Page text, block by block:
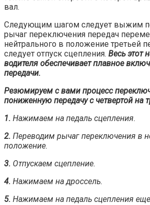
вал.
Следующим шагом следует выжим
рычаг переключения передач
нейтрального в положение третьей
следует отпуск сцепления. Весь этот
водителя обеспечивает плавное
передачи.
Резюмируем с вами процесс
пониженную передачу с четвертой на
1. Нажимаем на педаль сцепления.
2. Переводим рычаг переключения в
положение.
3. Отпускаем сцепление.
4. Нажимаем на дроссель.
5. Нажимаем на педаль сцепления